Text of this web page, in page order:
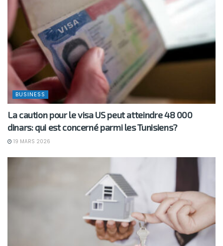
BUSINESS
La caution pour le visa US peut atteindre 48 000
dinars: qui est concerné parmi les Tunisiens?
19 MARS 2026